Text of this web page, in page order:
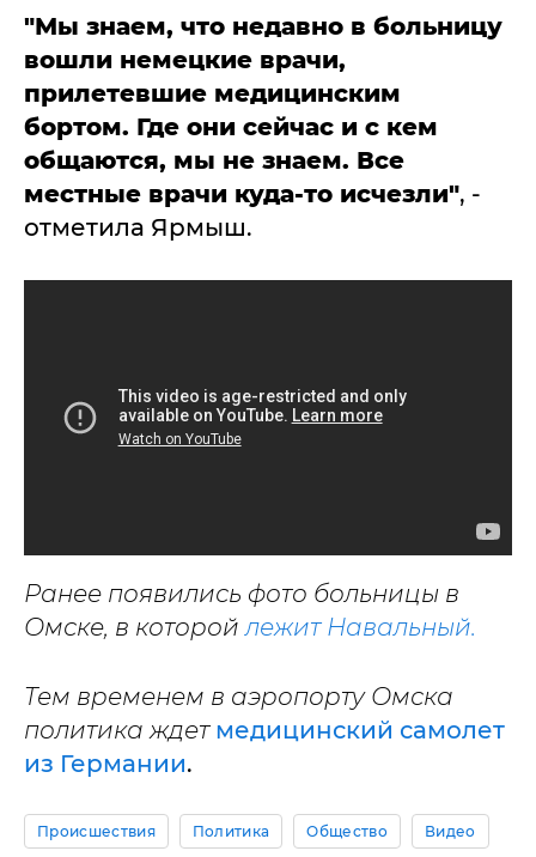
"Мы знаем, что недавно в больницу
вошли немецкие врачи,
прилетевшие медицинским
бортом. Где они сейчас и с кем
общаются, мы не знаем. Все
местные врачи куда-то исчезли", -
отметила Ярмыш.
Ранее появились фото больницы в
Омске, в которой лежит Навальный.
Тем временем в аэропорту Омска
политика ждет медицинский самолет
из Германии.
Происшествия Политика Общество Видео